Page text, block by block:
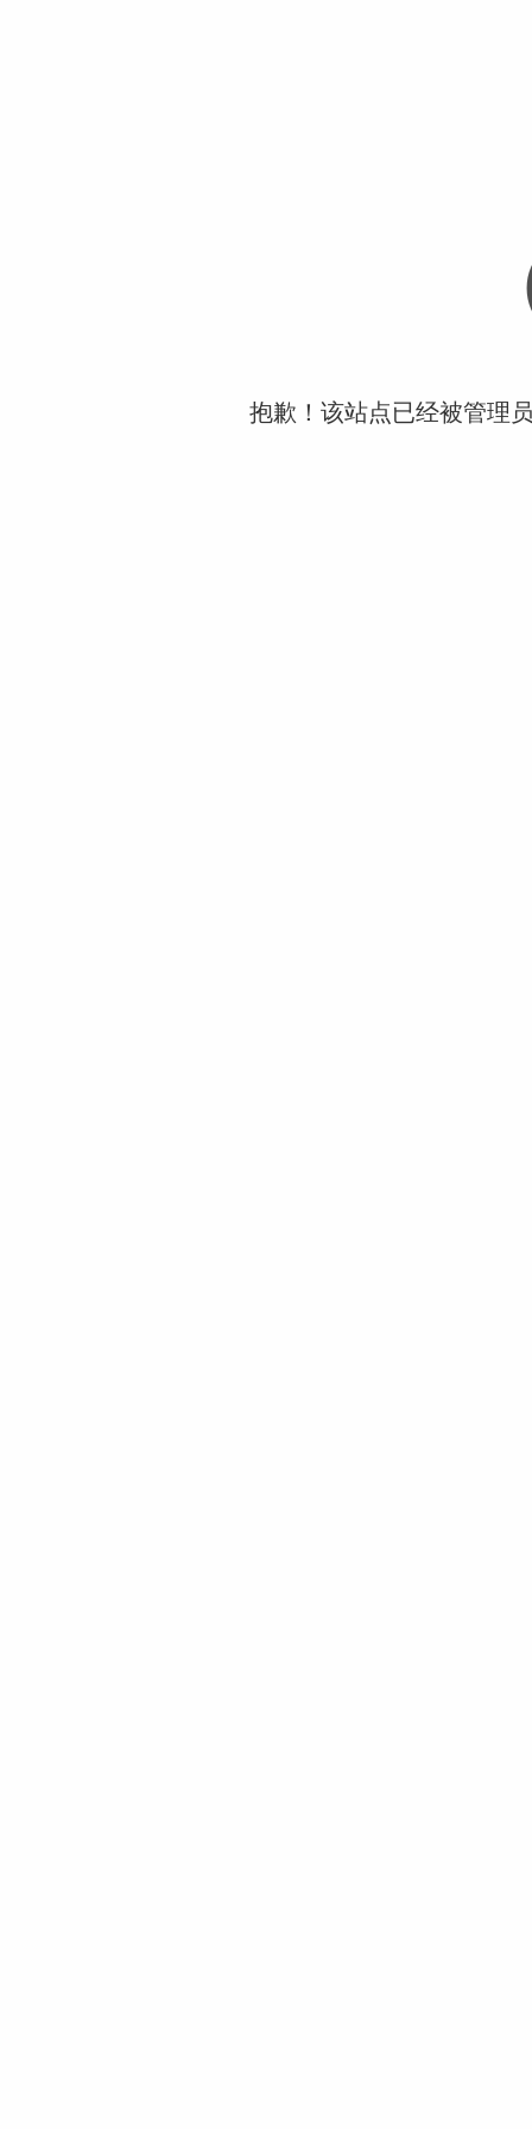
抱歉！该站点已经被管理